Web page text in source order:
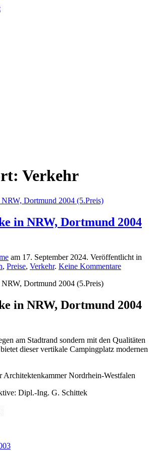
Verkehr
in NRW, Dortmund 2004
am 17. September 2024. Veröffentlicht in
, Preise, Verkehr. Keine Kommentarezu
NRW,
Dortmund
in NRW, Dortmund 2004
am Stadtrand sondern mit den Qualitäten
dieser vertikale Campingplatz modernen
Architektenkammer Nordrhein-Westfalen
Dipl.-Ing. G. Schittek